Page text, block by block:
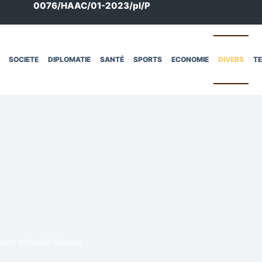
0076/HAAC/01-2023/pl/P
SOCIETE DIPLOMATIE SANTÉ SPORTS ECONOMIE DIVERS